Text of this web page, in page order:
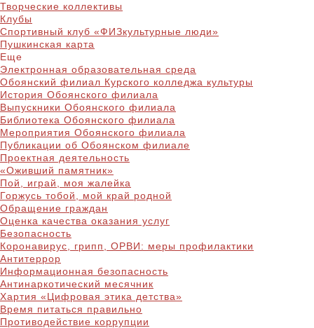
Творческие коллективы
Клубы
Спортивный клуб «ФИЗкультурные люди»
Пушкинская карта
Еще
Электронная образовательная среда
Обоянский филиал Курского колледжа культуры
История Обоянского филиала
Выпускники Обоянского филиала
Библиотека Обоянского филиала
Мероприятия Обоянского филиала
Публикации об Обоянском филиале
Проектная деятельность
«Оживший памятник»
Пой, играй, моя жалейка
Горжусь тобой, мой край родной
Обращение граждан
Оценка качества оказания услуг
Безопасность
Коронавирус, грипп, ОРВИ: меры профилактики
Антитеррор
Информационная безопасность
Антинаркотический месячник
Хартия «Цифровая этика детства»
Время питаться правильно
Противодействие коррупции